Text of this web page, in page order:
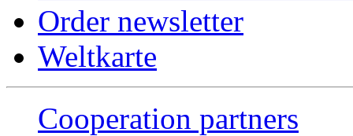
Order newsletter
Weltkarte
Cooperation partners